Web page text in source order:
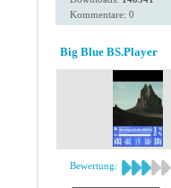
Kommentare: 0
Big Blue BS.Player
Bewertung: